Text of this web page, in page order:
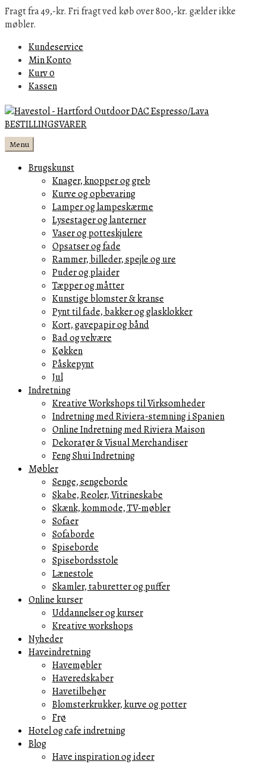
Fragt fra 49,-kr. Fri fragt ved køb over 800,-kr. gælder ikke
møbler.
Kundeservice
Min Konto
Kurv0
Kassen
Menu
Brugskunst
Knager, knopper og greb
Kurve og opbevaring
Lamper og lampeskærme
Lysestager og lanterner
Vaser og potteskjulere
Opsatser og fade
Rammer, billeder, spejle og ure
Puder og plaider
Tæpper og måtter
Kunstige blomster & kranse
Pynt til fade, bakker og glasklokker
Kort, gavepapir og bånd
Bad og velvære
Køkken
Påskepynt
Jul
Indretning
Kreative Workshops til Virksomheder
Indretning med Riviera-stemning i Spanien
Online Indretning med Riviera Maison
Dekoratør & Visual Merchandiser
Feng Shui Indretning
Møbler
Senge, sengeborde
Skabe, Reoler, Vitrineskabe
Skænk, kommode, TV-møbler
Sofaer
Sofaborde
Spiseborde
Spisebordsstole
Lænestole
Skamler, taburetter og puffer
Online kurser
Uddannelser og kurser
Kreative workshops
Nyheder
Haveindretning
Havemøbler
Haveredskaber
Havetilbehør
Blomsterkrukker, kurve og potter
Frø
Hotel og cafe indretning
Blog
Have inspiration og ideer